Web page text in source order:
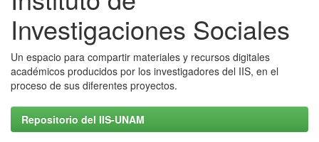
Investigaciones Sociales
Un espacio para compartir materiales y recursos digitales
académicos producidos por los investigadores del IIS, en el
proceso de sus diferentes proyectos.
Repositorio del IIS-UNAM